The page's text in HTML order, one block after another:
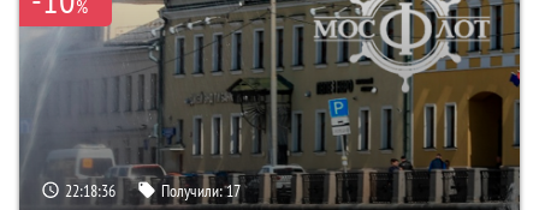
%
22:18:35 Получили:17